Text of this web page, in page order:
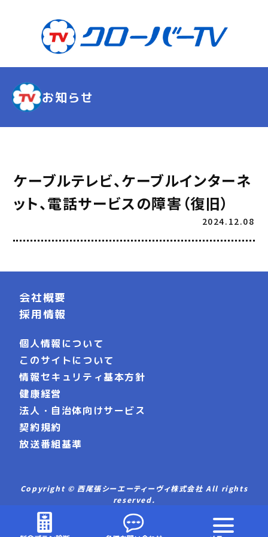
お知らせ
ケーブルテレビ、ケーブルインターネ
ット、電話サービスの障害（復旧）
2024.12.08
会社概要
採用情報
個人情報について
このサイトについて
情報セキュリティ基本方針
健康経営
法人・自治体向けサービス
契約規約
放送番組基準
Copyright © 西尾張シーエーティーヴィ株式会社 All rights
reserved.